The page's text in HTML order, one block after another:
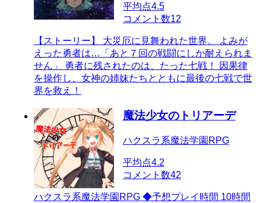
平均点4.5
コメント数12
【ストーリー】 大災厄に見舞われた世界。 よみが
えった勇者は…「あと７回の戦闘にしか耐えられま
せん」 勇者に残されたのは、たった七戦！ 因果律
を操作し、女神の姉妹たちとともに最後の七戦で世
界を救え！
魔法少女のトリアーデ
ハクスラ系魔法学園RPG
平均点4.2
コメント数42
ハクスラ系魔法学園RPG ◆予想プレイ時間 10時間